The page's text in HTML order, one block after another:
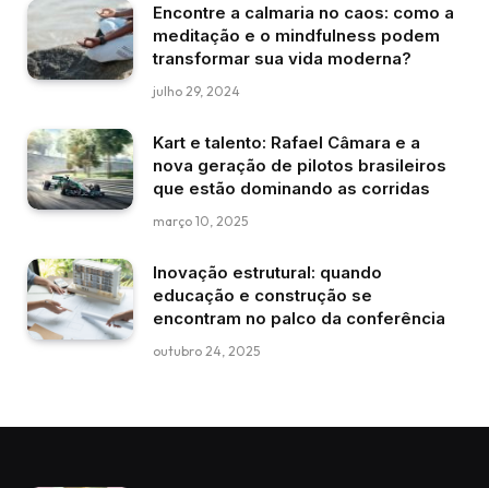
Encontre a calmaria no caos: como a
meditação e o mindfulness podem
transformar sua vida moderna?
julho 29, 2024
Kart e talento: Rafael Câmara e a
nova geração de pilotos brasileiros
que estão dominando as corridas
março 10, 2025
Inovação estrutural: quando
educação e construção se
encontram no palco da conferência
outubro 24, 2025